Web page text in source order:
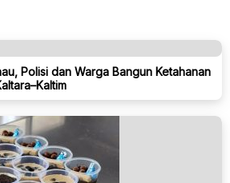
Polisi dan Warga Bangun Ketahanan